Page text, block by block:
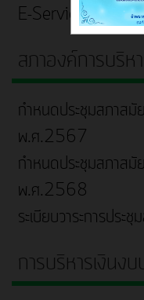
E-Service
สภาองค์การบริห
กำหนดประชุมสภาส
พ.ศ.2567
กำหนดประชุมสภาส
พ.ศ.2568
ระเบียบวาระการปร
การบริหารเงินง